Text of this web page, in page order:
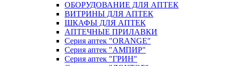
ОБОРУДОВАНИЕ ДЛЯ АПТЕК
ВИТРИНЫ ДЛЯ АПТЕК
ШКАФЫ ДЛЯ АПТЕК
АПТЕЧНЫЕ ПРИЛАВКИ
Серия аптек "ORANGE"
Серия аптек "АМПИР"
Серия аптек "ГРИН"